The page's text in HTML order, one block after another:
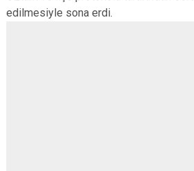
edilmesiyle sona erdi.